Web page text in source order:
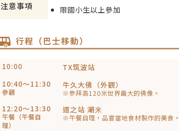
注意事項
限國小生以上參加
行程（巴士移動）
10:00
TX筑波站
10:40～11:30
參觀
牛久大佛（外觀）
※參拜高120米世界最大的佛像。
12:20～13:30
午餐（午餐自
理）
道之站 潮来
※午餐自理，品嘗當地食材製作的美食